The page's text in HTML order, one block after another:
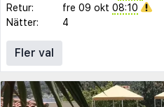
Retur:
fre 09 okt 08:10
Nätter:
4
Fler val